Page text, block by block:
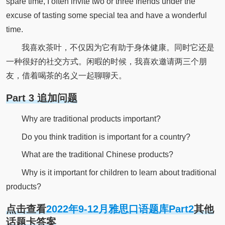
excuse of tasting some special tea and have a wonderful
time.
我喜欢茶叶，不仅因为它有助于身体健康。同时它还是
一种很好的社交方式。闲暇的时候，我喜欢邀请两三个朋
友，借着喝茶的名义一起聊聊天。
Part 3 追加问题
Why are traditional products important?
Do you think tradition is important for a country?
What are the traditional Chinese products?
Why is it important for children to learn about traditional
products?
点击查看2022年9-12月雅思口语题库Part2其他
话题卡答案